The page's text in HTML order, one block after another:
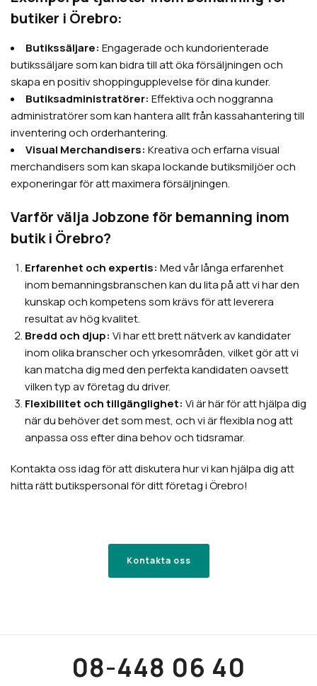
butiker i Örebro:
Butikssäljare: Engagerade och kundorienterade
butikssäljare som kan bidra till att öka försäljningen och
skapa en positiv shoppingupplevelse för dina kunder.
Butiksadministratörer: Effektiva och noggranna
administratörer som kan hantera allt från kassahantering till
inventering och orderhantering.
Visual Merchandisers: Kreativa och erfarna visual
merchandisers som kan skapa lockande butiksmiljöer och
exponeringar för att maximera försäljningen.
Varför välja Jobzone för bemanning inom
butik i Örebro?
Erfarenhet och expertis: Med vår långa erfarenhet
inom bemanningsbranschen kan du lita på att vi har den
kunskap och kompetens som krävs för att leverera
resultat av hög kvalitet.
Bredd och djup: Vi har ett brett nätverk av kandidater
inom olika branscher och yrkesområden, vilket gör att vi
kan matcha dig med den perfekta kandidaten oavsett
vilken typ av företag du driver.
Flexibilitet och tillgänglighet: Vi är här för att hjälpa dig
när du behöver det som mest, och vi är flexibla nog att
anpassa oss efter dina behov och tidsramar.
Kontakta oss idag för att diskutera hur vi kan hjälpa dig att
hitta rätt butikspersonal för ditt företag i Örebro!
Kontakta oss
08-448 06 40